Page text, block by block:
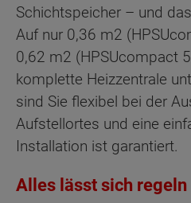
Schichtspeicher – und
Auf nur 0,36 m2
0,62 m2 (HPSUcompact
komplette Heizzentrale
sind Sie flexibel bei der
Aufstellortes und eine
Installation ist garantiert.
Alles lässt sich regeln